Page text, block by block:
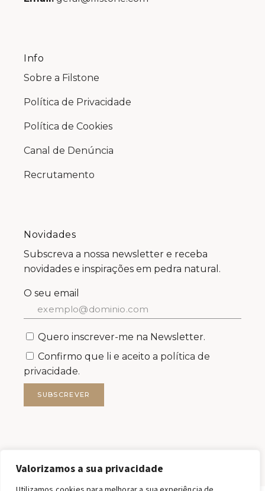
Valorizamos a sua privacidade
Info
Sobre a Filstone
Política de Privacidade
Política de Cookies
Canal de Denúncia
Recrutamento
Novidades
Subscreva a nossa newsletter e receba
novidades e inspirações em pedra natural.
O seu email
Quero inscrever-me na Newsletter.
Confirmo que li e aceito a política de
privacidade.
SUBSCREVER